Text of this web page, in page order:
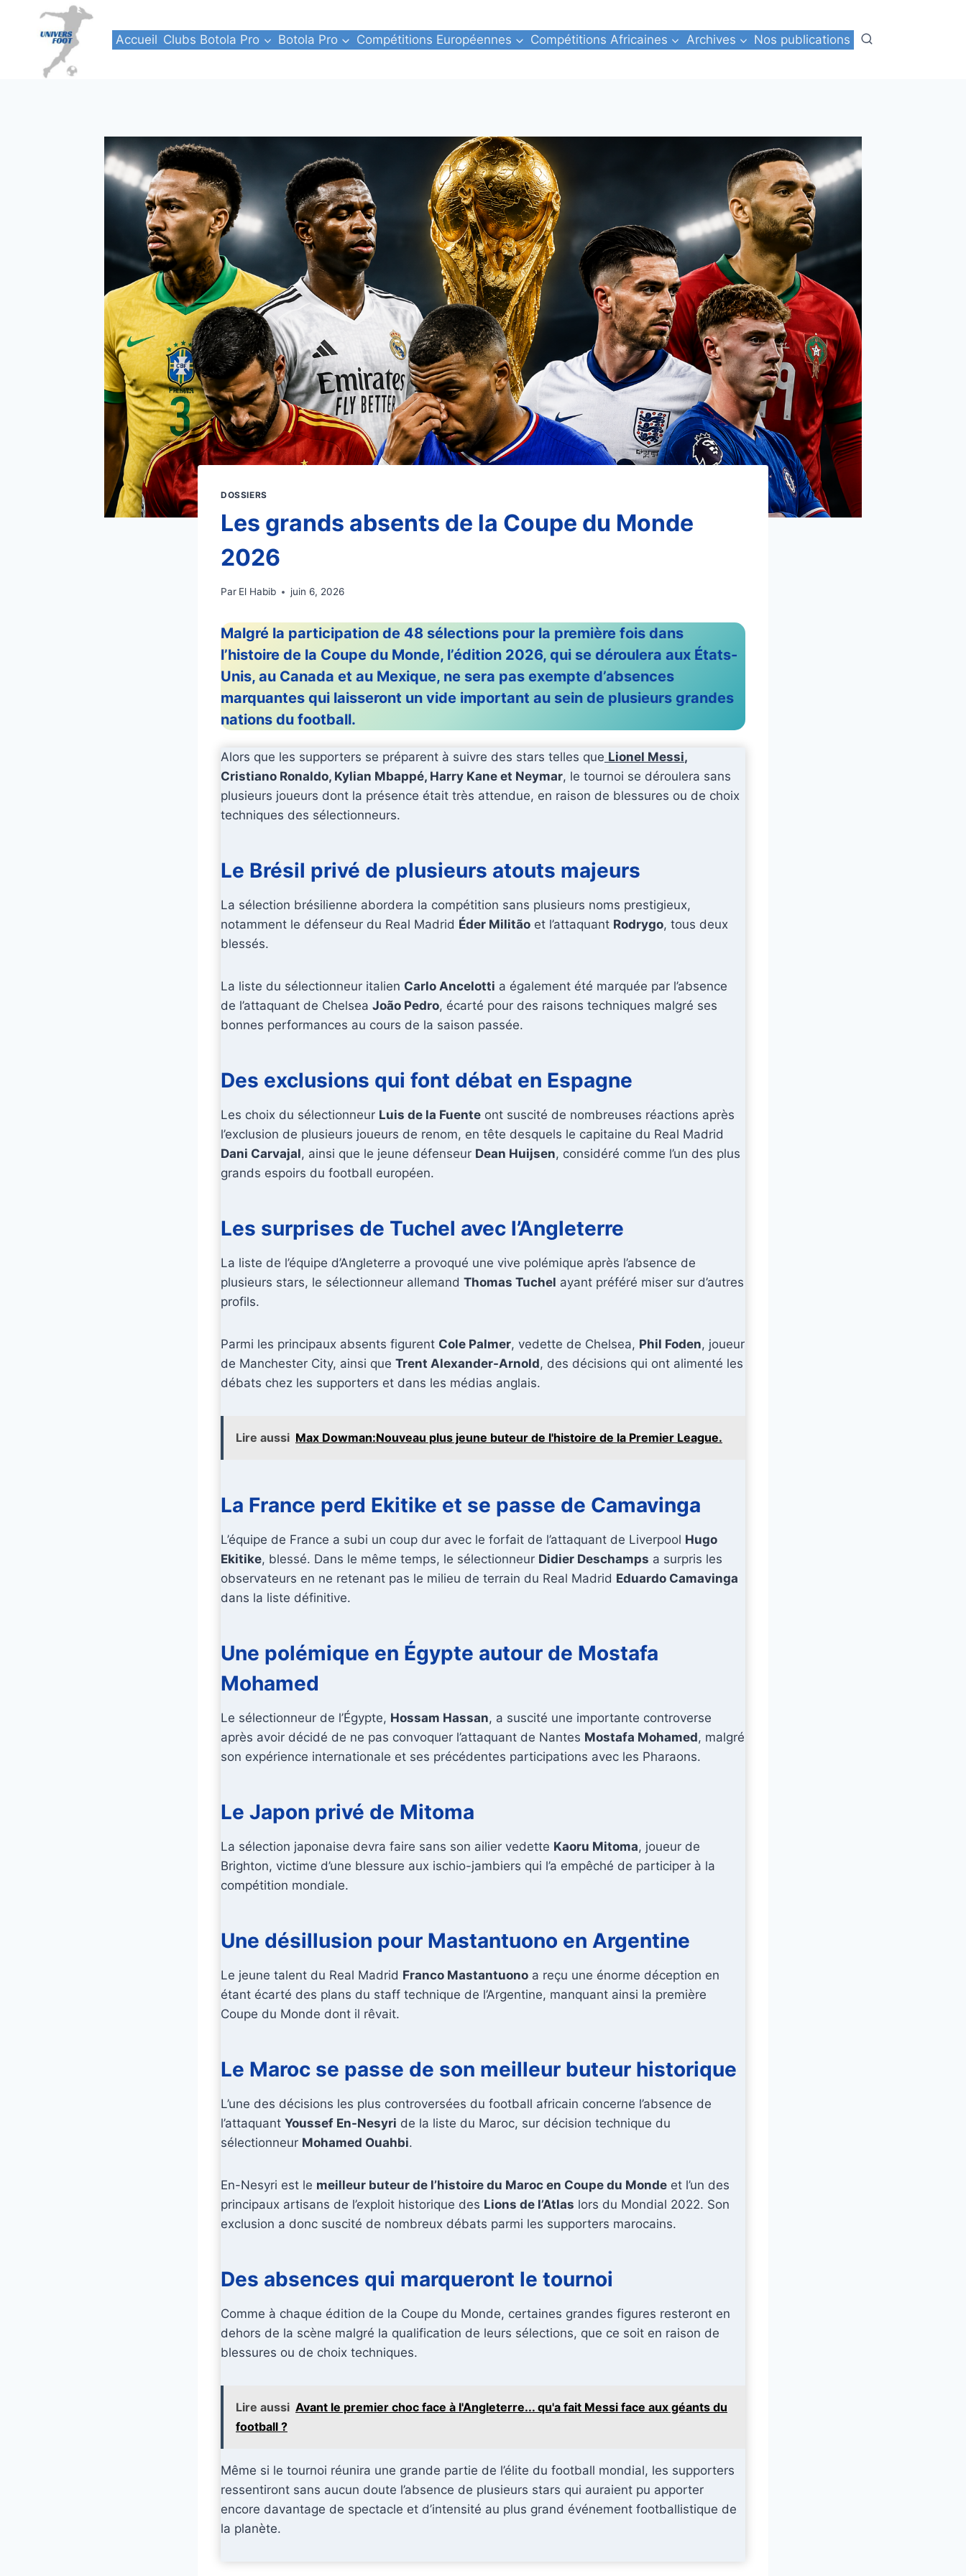
Accueil Clubs Botola Pro Botola Pro Compétitions Européennes Compétitions Africaines Archives Nos publications
DOSSIERS
Les grands absents de la Coupe du Monde
2026
Par El Habib juin 6, 2026
Malgré la participation de 48 sélections pour la première fois dans
l’histoire de la Coupe du Monde, l’édition 2026, qui se déroulera aux États-
Unis, au Canada et au Mexique, ne sera pas exempte d’absences
marquantes qui laisseront un vide important au sein de plusieurs grandes
nations du football.
Alors que les supporters se préparent à suivre des stars telles que Lionel Messi,
Cristiano Ronaldo, Kylian Mbappé, Harry Kane et Neymar, le tournoi se déroulera sans
plusieurs joueurs dont la présence était très attendue, en raison de blessures ou de choix
techniques des sélectionneurs.
Le Brésil privé de plusieurs atouts majeurs
La sélection brésilienne abordera la compétition sans plusieurs noms prestigieux,
notamment le défenseur du Real Madrid Éder Militão et l’attaquant Rodrygo, tous deux
blessés.
La liste du sélectionneur italien Carlo Ancelotti a également été marquée par l’absence
de l’attaquant de Chelsea João Pedro, écarté pour des raisons techniques malgré ses
bonnes performances au cours de la saison passée.
Des exclusions qui font débat en Espagne
Les choix du sélectionneur Luis de la Fuente ont suscité de nombreuses réactions après
l’exclusion de plusieurs joueurs de renom, en tête desquels le capitaine du Real Madrid
Dani Carvajal, ainsi que le jeune défenseur Dean Huijsen, considéré comme l’un des plus
grands espoirs du football européen.
Les surprises de Tuchel avec l’Angleterre
La liste de l’équipe d’Angleterre a provoqué une vive polémique après l’absence de
plusieurs stars, le sélectionneur allemand Thomas Tuchel ayant préféré miser sur d’autres
profils.
Parmi les principaux absents figurent Cole Palmer, vedette de Chelsea, Phil Foden, joueur
de Manchester City, ainsi que Trent Alexander-Arnold, des décisions qui ont alimenté les
débats chez les supporters et dans les médias anglais.
Lire aussi Max Dowman:Nouveau plus jeune buteur de l'histoire de la Premier League.
La France perd Ekitike et se passe de Camavinga
L’équipe de France a subi un coup dur avec le forfait de l’attaquant de Liverpool Hugo
Ekitike, blessé. Dans le même temps, le sélectionneur Didier Deschamps a surpris les
observateurs en ne retenant pas le milieu de terrain du Real Madrid Eduardo Camavinga
dans la liste définitive.
Une polémique en Égypte autour de Mostafa
Mohamed
Le sélectionneur de l’Égypte, Hossam Hassan, a suscité une importante controverse
après avoir décidé de ne pas convoquer l’attaquant de Nantes Mostafa Mohamed, malgré
son expérience internationale et ses précédentes participations avec les Pharaons.
Le Japon privé de Mitoma
La sélection japonaise devra faire sans son ailier vedette Kaoru Mitoma, joueur de
Brighton, victime d’une blessure aux ischio-jambiers qui l’a empêché de participer à la
compétition mondiale.
Une désillusion pour Mastantuono en Argentine
Le jeune talent du Real Madrid Franco Mastantuono a reçu une énorme déception en
étant écarté des plans du staff technique de l’Argentine, manquant ainsi la première
Coupe du Monde dont il rêvait.
Le Maroc se passe de son meilleur buteur historique
L’une des décisions les plus controversées du football africain concerne l’absence de
l’attaquant Youssef En-Nesyri de la liste du Maroc, sur décision technique du
sélectionneur Mohamed Ouahbi.
En-Nesyri est le meilleur buteur de l’histoire du Maroc en Coupe du Monde et l’un des
principaux artisans de l’exploit historique des Lions de l’Atlas lors du Mondial 2022. Son
exclusion a donc suscité de nombreux débats parmi les supporters marocains.
Des absences qui marqueront le tournoi
Comme à chaque édition de la Coupe du Monde, certaines grandes figures resteront en
dehors de la scène malgré la qualification de leurs sélections, que ce soit en raison de
blessures ou de choix techniques.
Lire aussi Avant le premier choc face à l'Angleterre... qu'a fait Messi face aux géants du
football ?
Même si le tournoi réunira une grande partie de l’élite du football mondial, les supporters
ressentiront sans aucun doute l’absence de plusieurs stars qui auraient pu apporter
encore davantage de spectacle et d’intensité au plus grand événement footballistique de
la planète.